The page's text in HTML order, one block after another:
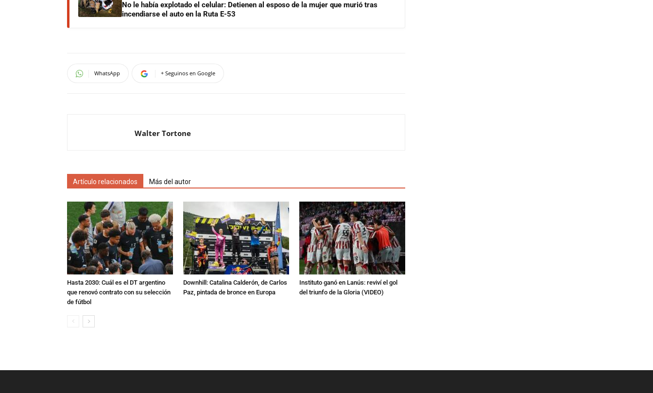
No le había explotado el celular: Detienen al esposo de la mujer que murió tras
incendiarse el auto en la Ruta E-53
WhatsApp + Seguinos en Google
Walter Tortone
Artículo relacionados Más del autor
Hasta 2030: Cuál es el DT argentino
que renovó contrato con su selección
de fútbol
Downhill: Catalina Calderón, de Carlos
Paz, pintada de bronce en Europa
Instituto ganó en Lanús: reviví el gol
del triunfo de la Gloria (VIDEO)